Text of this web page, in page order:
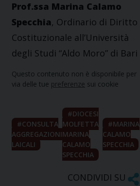
Prof.ssa Marina Calamo
Specchia, Ordinario di Diritto
Costituzionale all’Università
degli Studi “Aldo Moro” di Bari
Questo contenuto non è disponibile per
via delle tue preferenze sui cookie
CONSULTA
AGGREGAZIONI
LAICALI
DIOCESI
MOLFETTA
MARINA
CALAMO
SPECCHIA
MARINA
CALAMO
SPECCHIA
CONDIVIDI SU